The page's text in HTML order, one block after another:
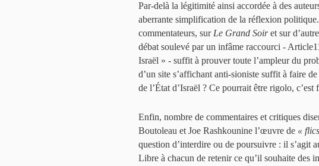
Par-delà la légitimité ainsi accordée à des
aberrante simplification de la réflexion
commentateurs, sur Le Grand Soiret sur
débat soulevé par un infâme raccourci -
Israël » - suffit à prouver toute l’ampleur du
d’un site s’affichant anti-sioniste suffit à faire
de l’État d’Israël ? Ce pourrait être rigolo,
Enfin, nombre de commentaires et critiques
Boutoleau et Joe Rashkounine l’œuvre de «
question d’interdire ou de poursuivre : il s’agit
Libre à chacun de retenir ce qu’il souhaite des